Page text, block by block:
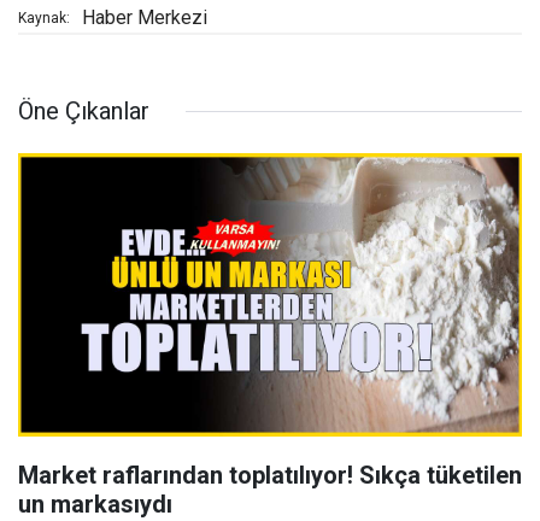
Kaynak: Haber Merkezi
Öne Çıkanlar
Market raflarından toplatılıyor! Sıkça tüketilen
un markasıydı